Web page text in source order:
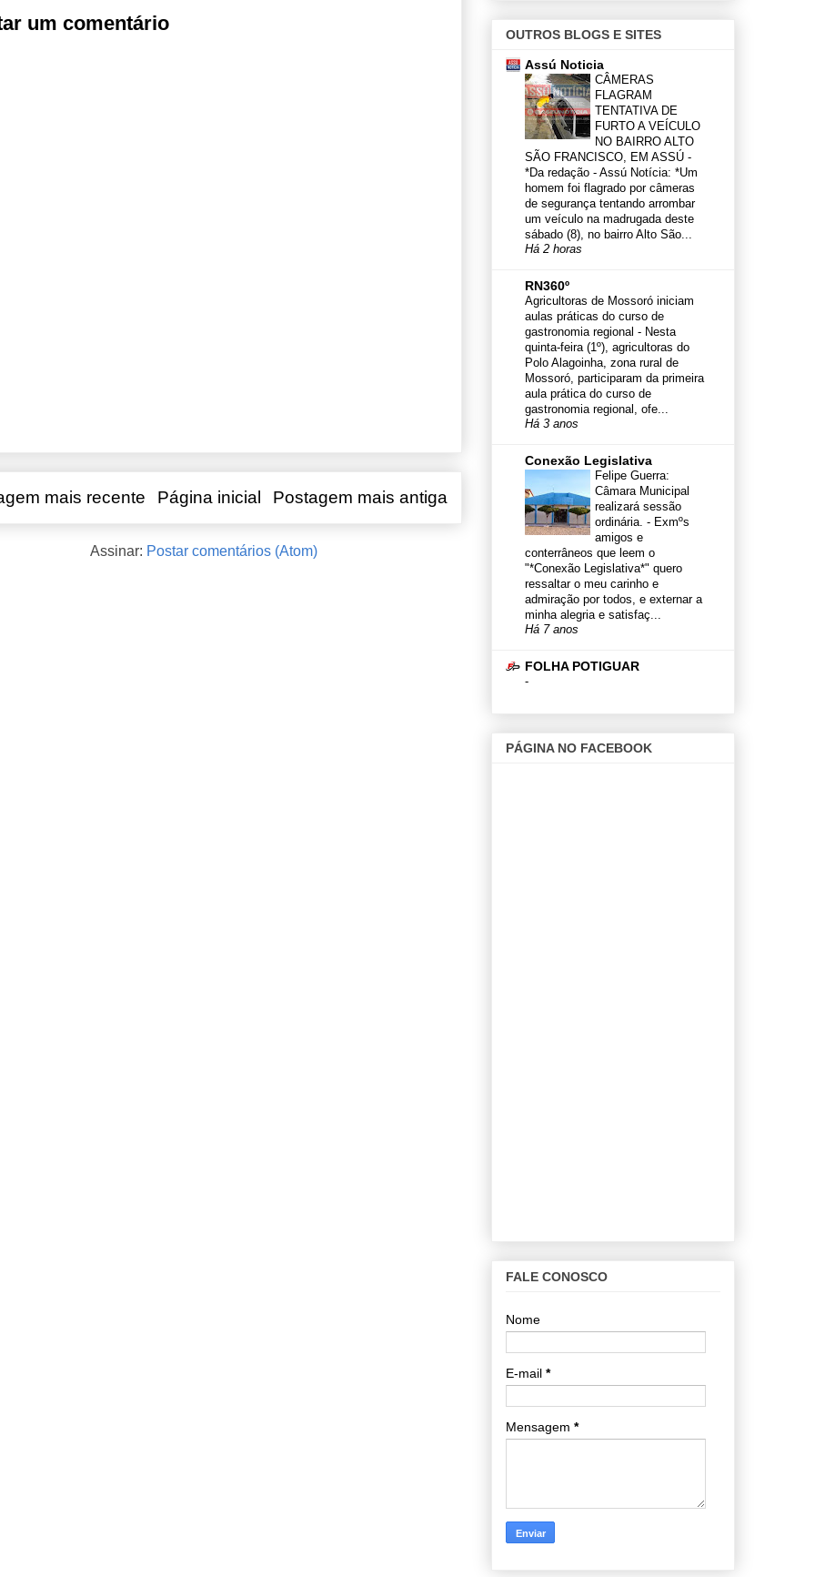
um comentário
mais recente Postagem mais antiga
Página inicial
Assinar: Postar comentários (Atom)
OUTROS BLOGS E SITES
Assú Noticia
CÂMERAS
FLAGRAM
TENTATIVA DE
FURTO A VEÍCULO
NO BAIRRO ALTO
SÃO FRANCISCO, EM ASSÚ -
*Da redação - Assú Notícia: *Um
homem foi flagrado por câmeras
de segurança tentando arrombar
um veículo na madrugada deste
sábado (8), no bairro Alto São...
Há 2 horas
RN360º
Agricultoras de Mossoró iniciam
aulas práticas do curso de
gastronomia regional - Nesta
quinta-feira (1º), agricultoras do
Polo Alagoinha, zona rural de
Mossoró, participaram da primeira
aula prática do curso de
gastronomia regional, ofe...
Há 3 anos
Conexão Legislativa
Felipe Guerra:
Câmara Municipal
realizará sessão
ordinária. - Exmºs
amigos e
conterrâneos que leem o
"*Conexão Legislativa*" quero
ressaltar o meu carinho e
admiração por todos, e externar a
minha alegria e satisfaç...
Há 7 anos
FOLHA POTIGUAR
-
PÁGINA NO FACEBOOK
FALE CONOSCO
Nome
E-mail *
Mensagem *